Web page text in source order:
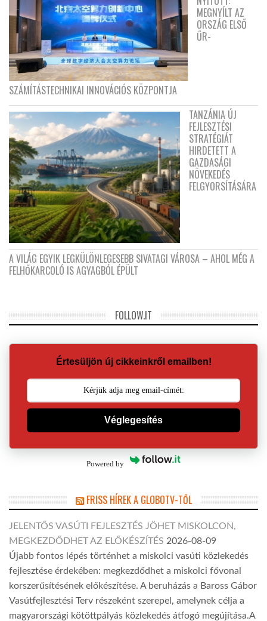
MEGNYÍLT AZ
ORSZÁG ELSŐ
ŰR-
SZÁMÍTÁSTECHNIKAI INNOVÁCIÓS KÖZPONTJA
TANZÁNIA ÚJ
FEJLESZTÉSI
STRATÉGIÁT
HIRDETETT A
GAZDASÁGI
NÖVEKEDÉS
FELGYORSÍTÁSÁRA
A VILÁG EGYIK LEGKÜLÖNLEGESEBB SIVATAGI VÁROSA – AHOL MÉG A
FELHŐKARCOLÓ IS AGYAGBÓL ÉPÜLT
FOLLOW.IT
Értesüljön új cikkeinkről emailben!
Véglegesítés
Powered by
FRISS HÍREK A GLOBOTV-TŐL
JELENTŐS VASÚTI FEJLESZTÉS JÖHET MISKOLCON,
MEGKEZDŐDHET AZ ELŐKÉSZÍTÉS 2026-08-09
Újabb fontos lépés történhet a miskolci vasúti közlekedés
fejlesztése érdekében: megkezdődhet a miskolci fővonal
korszerűsítésének előkészítése. A beruházás a Baross Gábor
Vasútfejlesztési Terv részeként szerepel, amelynek célja a
magyarországi kötöttpályás közlekedés átfogó megújítása.A